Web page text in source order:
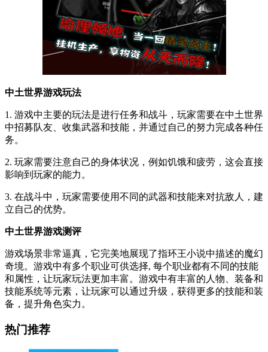
中土世界游戏玩法
1. 游戏中主要的玩法是进行任务和战斗，玩家需要在中土世界
中招募队友、收集武器和技能，并通过自己的努力完成各种任
务。
2. 玩家需要注意自己的身体状况，例如饥饿和疲劳，这会直接
影响到玩家的能力。
3. 在战斗中，玩家需要使用不同的武器和技能来对抗敌人，建
立自己的优势。
中土世界游戏测评
游戏场景非常逼真，它完美地展现了指环王小说中描述的魔幻
奇境。游戏中有多个职业可供选择, 每个职业都有不同的技能
和属性，让玩家玩法更加丰富。游戏中有丰富的人物、装备和
技能系统等元素，让玩家可以通过升级，获得更多的技能和装
备，提升角色实力。
热门推荐